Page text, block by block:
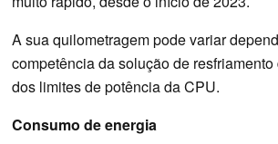
A sua quilometragem pode variar
competência da solução de
dos limites de potência da CPU.
Consumo de energia